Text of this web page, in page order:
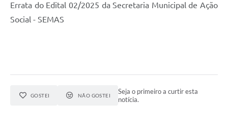
Errata do Edital 02/2025 da Secretaria Municipal de Ação
Social - SEMAS
GOSTEI NÃO GOSTEI
Seja o primeiro a curtir esta
notícia.